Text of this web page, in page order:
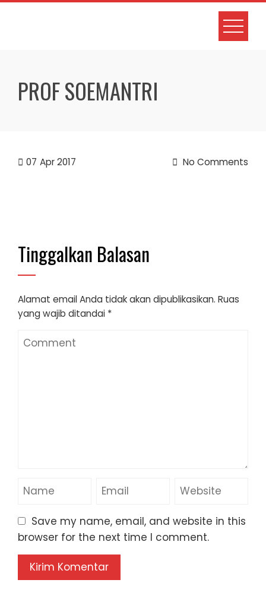
Skip
PROF SOEMANTRI
07 Apr 2017 No Comments
Tinggalkan Balasan
Alamat email Anda tidak akan dipublikasikan. Ruas
yang wajib ditandai *
Save my name, email, and website in this
browser for the next time I comment.